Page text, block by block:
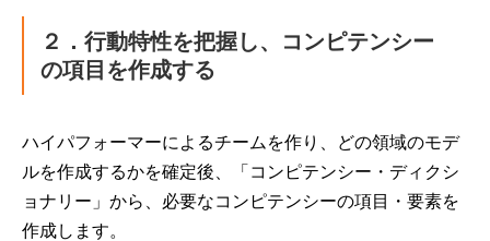
２．行動特性を把握し、コンピテンシー
の項目を作成する
ハイパフォーマーによるチームを作り、どの領域のモデ
ルを作成するかを確定後、「コンピテンシー・ディクシ
ョナリー」から、必要なコンピテンシーの項目・要素を
作成します。